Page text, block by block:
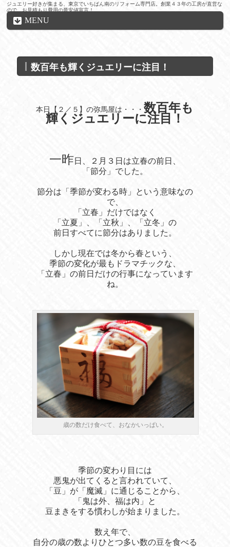
ジュエリー好きが集まる、東京でいちばん南のリフォーム専門店。創業４３年の工房が直営な
ので、お見積もり費用の最安値宣言！
MENU
数百年も輝くジュエリーに注目！
本日【２／５】の弥馬屋は・・・数百年も
輝くジュエリーに注目！
一昨日、２月３日は立春の前日、
「節分」でした。
節分は「季節が変わる時」という意味なの
で、
「立春」だけではなく
「立夏」、「立秋」、「立冬」の
前日すべてに節分はありました。
しかし現在では冬から春という、
季節の変化が最もドラマチックな、
「立春」の前日だけの行事になっています
ね。
歳の数だけ食べて、おなかいっぱい。
季節の変わり目には
悪鬼が出てくると言われていて、
「豆」が「魔滅」に通じることから、
「鬼は外、福は内」と
豆まきをする慣わしが始まりました。
数え年で、
自分の歳の数よりひとつ多い数の豆を食べる